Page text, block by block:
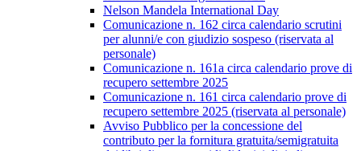
Nelson Mandela International Day
Comunicazione n. 162 circa calendario scrutini
per alunni/e con giudizio sospeso (riservata al
personale)
Comunicazione n. 161a circa calendario prove di
recupero settembre 2025
Comunicazione n. 161 circa calendario prove di
recupero settembre 2025 (riservata al personale)
Avviso Pubblico per la concessione del
contributo per la fornitura gratuita/semigratuita